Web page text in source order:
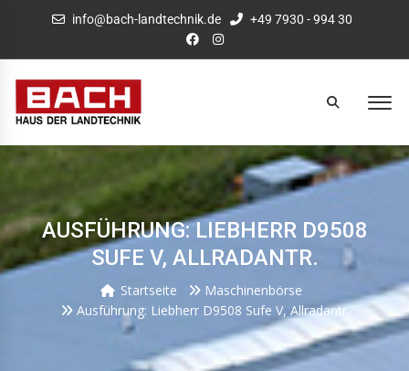
info@bach-landtechnik.de +49 7930 - 994 30
AUSFÜHRUNG: LIEBHERR D9508
SUFE V, ALLRADANTR.
Startseite
Maschinenbörse
Ausführung: Liebherr D9508 Sufe V, Allradantr.